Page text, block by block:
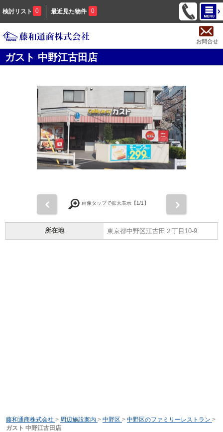
検討リスト 0 最近見た物件 0
お問合せ
ガスト 中野江古田店
画像タップで拡大表示【1/1】
所在地 東京都中野区江古田２丁目10-9
藤和通商株式会社 > 周辺施設案内 > 中野区 > 中野区のファミリーレストラン >
ガスト 中野江古田店